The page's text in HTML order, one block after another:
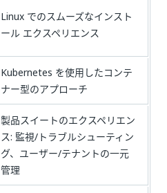
Linux でのスムーズなインスト
ール エクスペリエンス
Kubernetes を使用したコンテ
ナー型のアプローチ
製品スイートのエクスペリエン
ス: 監視/トラブルシューティン
グ、ユーザー/テナントの一元
管理